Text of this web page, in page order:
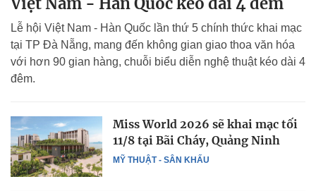
Lễ hội Việt Nam - Hàn Quốc lần thứ 5 chính thức khai mạc
tại TP Đà Nẵng, mang đến không gian giao thoa văn hóa
với hơn 90 gian hàng, chuỗi biểu diễn nghệ thuật kéo dài 4
đêm.
MỸ THUẬT - SÂN KHẤU
Miss World 2026 sẽ khai mạc tối
11/8 tại Bãi Cháy, Quảng Ninh